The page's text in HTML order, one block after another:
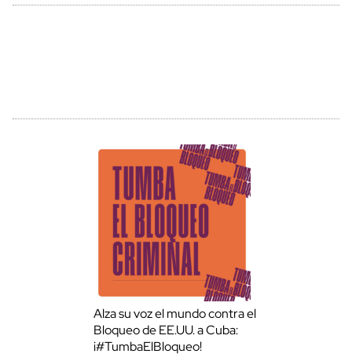
Alza su voz el mundo contra el
Bloqueo de EE.UU. a Cuba:
¡#TumbaElBloqueo!